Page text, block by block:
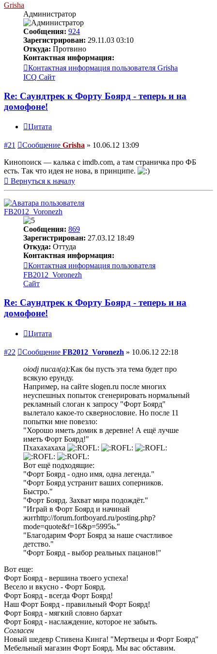
Grisha
Администратор
Сообщения: 924
Зарегистрирован: 29.11.03 03:10
Откуда: Протвино
Контактная информация:
Контактная информация пользователя Grisha
ICQ Сайт
Re: Саундтрек к Форту Боярд - теперь и на
домофоне!
Цитата
#21 Сообщение Grisha » 10.06.12 13:09
Кинопоиск — калька с imdb.com, а там страничка про ФБ
есть. Так что идея не нова, в принципе.
Вернуться к началу
FB2012_Voronezh
Сообщения: 869
Зарегистрирован: 27.03.12 18:49
Откуда: Оттуда
Контактная информация:
Контактная информация пользователя
FB2012_Voronezh
Сайт
Re: Саундтрек к Форту Боярд - теперь и на
домофоне!
Цитата
#22 Сообщение FB2012_Voronezh » 10.06.12 22:18
oiodj писал(а):Как бы пусть эта тема будет про
всякую ерунду.
Например, на сайте slogen.ru после многих
неуспешных попыток сгенерировать нормальный
рекламный слоган к запросу "Форт Боярд"
вылетало какое-то сквернословие. Но после 11
попытки мне повезло:
"Хорошо иметь домик в деревне! А ещё лучше
иметь Форт Боярд!"
Пхахахахаха
Вот ещё подходящие:
"Форт Боярд - одно имя, одна легенда."
"Форт Боярд устранит ваших соперников.
Быстро."
"Форт Боярд. Захват мира подождёт."
"Играй в Форт Боярд и начинай
житhttp://forum.fortboyard.ru/posting.php?
mode=quote&f=16&p=5995ь."
"Благодарим Форт Боярд за наше счастливое
детство."
"Форт Боярд - выбор реальных пацанов!"
Вот еще:
Форт Боярд - вершина твоего успеха!
Весело и вкусно - Форт Боярд.
Форт Боярд - всегда Форт Боярд!
Наш Форт Боярд - правильный Форт Боярд!
Форт Боярд - мягкий словно бархат
Форт Боярд - наслаждение, которое не забыть.
Согласен
Новый шедевр Стивена Кинга! "Мертвецы и Форт Боярд"
Мебельный магазин Форт Боярд. Мы вас обставим.